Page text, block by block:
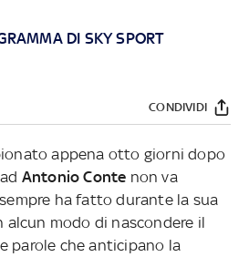
DI SKY SPORT
CONDIVIDI
appena otto giorni dopo
Antonio Conte non va
ha fatto durante la sua
alcun modo di nascondere il
parole che anticipano la